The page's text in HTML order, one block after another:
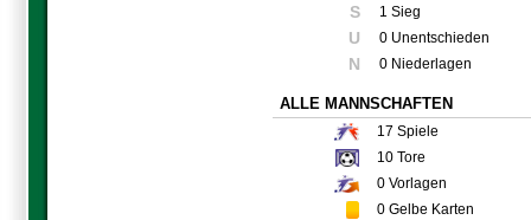
S 1 Sieg
U 0 Unentschieden
N 0 Niederlagen
ALLE MANNSCHAFTEN
17 Spiele
10 Tore
0 Vorlagen
0 Gelbe Karten